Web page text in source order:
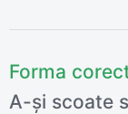
Forma
A-și scoate